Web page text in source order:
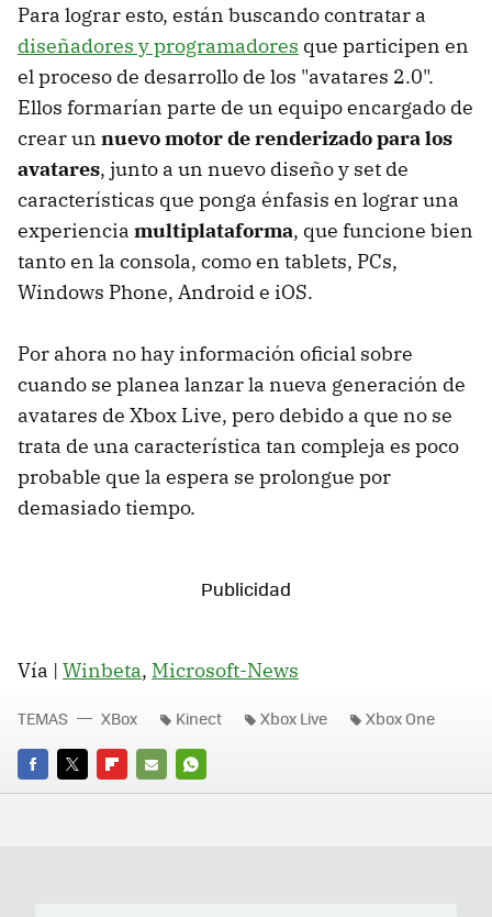
Para lograr esto, están buscando contratar a
diseñadores y programadores que participen en
el proceso de desarrollo de los "avatares 2.0".
Ellos formarían parte de un equipo encargado de
crear un nuevo motor de renderizado para los
avatares, junto a un nuevo diseño y set de
características que ponga énfasis en lograr una
experiencia multiplataforma, que funcione bien
tanto en la consola, como en tablets, PCs,
Windows Phone, Android e iOS.
Por ahora no hay información oficial sobre
cuando se planea lanzar la nueva generación de
avatares de Xbox Live, pero debido a que no se
trata de una característica tan compleja es poco
probable que la espera se prolongue por
demasiado tiempo.
Vía | Winbeta, Microsoft-News
FACEBOOK
TWITTERFLIPBOARD
E-
WHATSAPP
TEMAS XBox Kinect Xbox Live Xbox One